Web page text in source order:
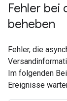
Fehler bei
beheben
Fehler, die
Im folgenden
Ereignisse